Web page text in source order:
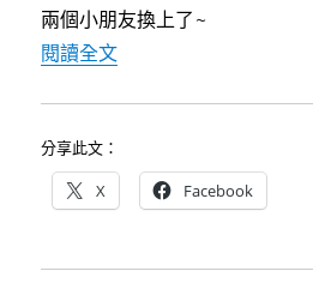
兩個小朋友換上了~
閱讀全文〈[東京]晴空塔吃利久
分享此文：
X Facebook